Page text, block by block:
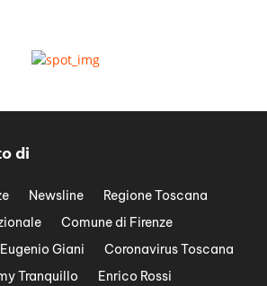
di
Newsline
Regione Toscana
Comune di Firenze
Eugenio Giani
Coronavirus Toscana
Tranquillo
Enrico Rossi